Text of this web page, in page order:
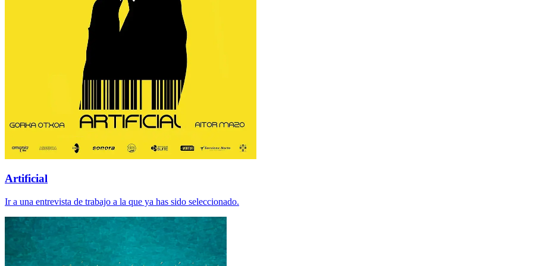
Artificial
Ir a una entrevista de trabajo a la que ya has sido seleccionado.